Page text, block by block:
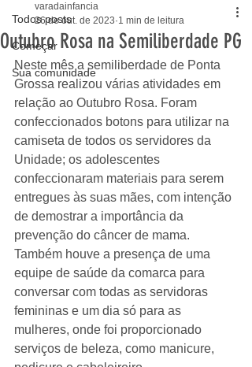
Todos posts
Começar
Sua comunidade
Outubro Rosa na Semiliberdade PG
varadainfancia
26 de out. de 2023 1 min de leitura
Neste mês a semiliberdade de Ponta
Grossa realizou várias atividades em
relação ao Outubro Rosa. Foram
confeccionados botons para utilizar na
camiseta de todos os servidores da
Unidade; os adolescentes
confeccionaram materiais para serem
entregues às suas mães, com intenção
de demostrar a importância da
prevenção do câncer de mama.
Também houve a presença de uma
equipe de saúde da comarca para
conversar com todas as servidoras
femininas e um dia só para as
mulheres, onde foi proporcionado
serviços de beleza, como manicure,